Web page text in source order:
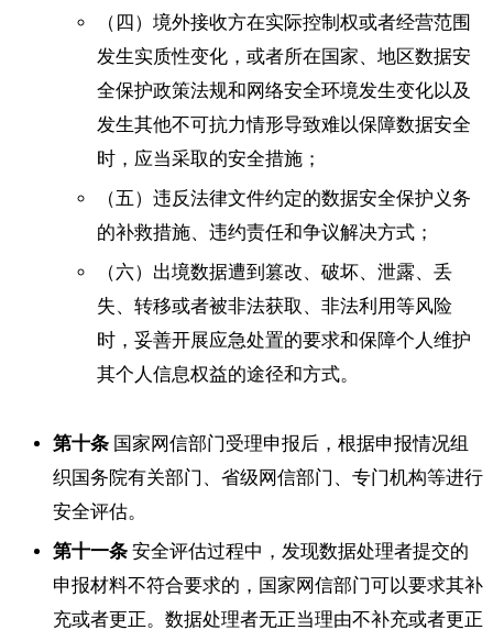
（四）境外接收方在实际控制权或者经营范围
发生实质性变化，或者所在国家、地区数据安
全保护政策法规和网络安全环境发生变化以及
发生其他不可抗力情形导致难以保障数据安全
时，应当采取的安全措施；
（五）违反法律文件约定的数据安全保护义务
的补救措施、违约责任和争议解决方式；
（六）出境数据遭到篡改、破坏、泄露、丢
失、转移或者被非法获取、非法利用等风险
时，妥善开展应急处置的要求和保障个人维护
其个人信息权益的途径和方式。
第十条 国家网信部门受理申报后，根据申报情况组
织国务院有关部门、省级网信部门、专门机构等进行
安全评估。
第十一条 安全评估过程中，发现数据处理者提交的
申报材料不符合要求的，国家网信部门可以要求其补
充或者更正。数据处理者无正当理由不补充或者更正